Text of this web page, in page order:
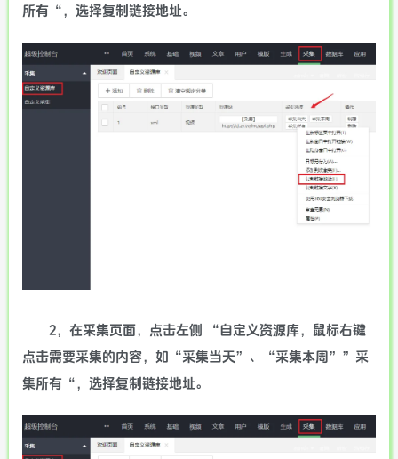
所有“，选择复制链接地址。
2，在采集页面，点击左侧 “自定义资源库，鼠标右键
点击需要采集的内容，如“采集当天”、“采集本周””采
集所有“，选择复制链接地址。